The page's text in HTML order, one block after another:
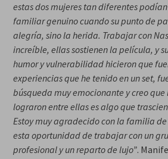
estas dos mujeres tan diferentes
familiar genuino cuando su punto de
alegría, sino la herida. Trabajar con
increíble, ellas sostienen la película, y
humor y vulnerabilidad hicieron que
experiencias que he tenido en un set,
búsqueda muy emocionante y creo
lograron entre ellas es algo que
Estoy muy agradecido con la familia
esta oportunidad de trabajar con un
profesional y un reparto de lujo”.